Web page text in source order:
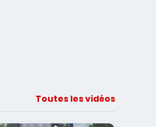
Toutes les vidéos